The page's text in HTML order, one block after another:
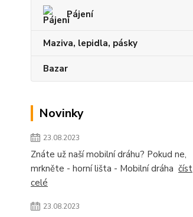
Pájení
Maziva, lepidla, pásky
Bazar
Novinky
23.08.2023
Znáte už naší mobilní dráhu? Pokud ne,
mrkněte - horní lišta - Mobilní dráha číst
celé
23.08.2023